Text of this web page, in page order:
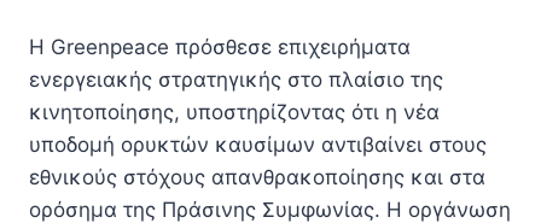
Η Greenpeace πρόσθεσε επιχειρήματα
ενεργειακής στρατηγικής στο πλαίσιο της
κινητοποίησης, υποστηρίζοντας ότι η νέα
υποδομή ορυκτών καυσίμων αντιβαίνει στους
εθνικούς στόχους απανθρακοποίησης και στα
ορόσημα της Πράσινης Συμφωνίας. Η οργάνωση